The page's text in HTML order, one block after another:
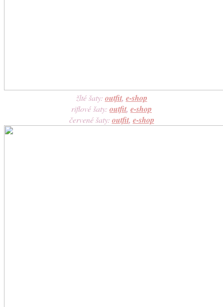
žlté šaty: outfit, e-shop
riflové šaty: outfit, e-shop
červené šaty: outfit, e-shop